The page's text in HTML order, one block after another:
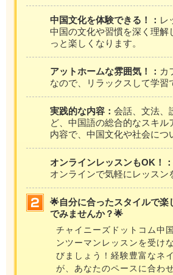
中国文化を体験できる！： レ
中国の文化や習慣を深く理解
っと楽しくなります。
アットホームな雰囲気！： カ
なので、リラックスして学習
実践的な内容： 会話、文法、
ど、中国語の総合的なスキル
内容で、中国文化や社会につ
オンラインレッスンもOK！：
オンラインで気軽にレッスン
🌟自分に合ったスタイルで楽
でみませんか？🌟
チャイニーズドットコム中
ンツーマンレッスンを受け
びましょう！経験豊富なネ
が、あなたのペースに合わ